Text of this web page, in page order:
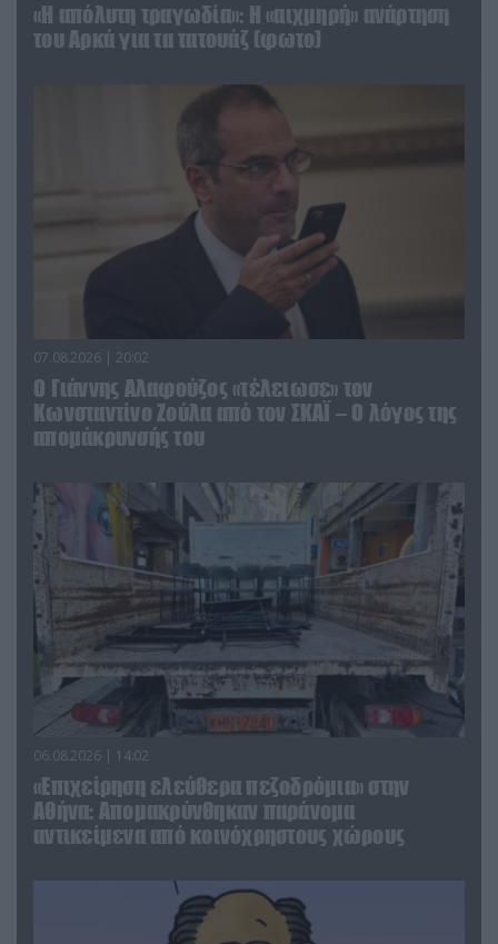
«Η απόλυτη τραγωδία»: Η «αιχμηρή» ανάρτηση
του Αρκά για τα τατουάζ (φωτο)
07.08.2026 | 20:02
Ο Γιάννης Αλαφούζος «τέλειωσε» τον
Κωνσταντίνο Ζούλα από τον ΣΚΑΪ – Ο λόγος της
απομάκρυνσής του
06.08.2026 | 14:02
«Επιχείρηση ελεύθερα πεζοδρόμια» στην
Αθήνα: Απομακρύνθηκαν παράνομα
αντικείμενα από κοινόχρηστους χώρους